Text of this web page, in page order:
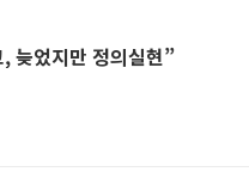
늦었지만 정의실현”